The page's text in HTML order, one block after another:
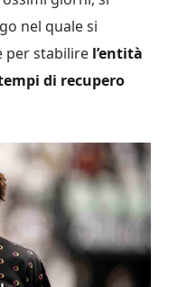
nel quale si
per stabilire l’entità
di recupero